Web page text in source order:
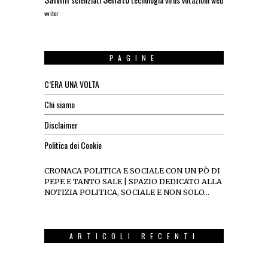
writer
PAGINE
C’ERA UNA VOLTA
Chi siamo
Disclaimer
Politica dei Cookie
CRONACA POLITICA E SOCIALE CON UN PÒ DI
PEPE E TANTO SALE | SPAZIO DEDICATO ALLA
NOTIZIA POLITICA, SOCIALE E NON SOLO…
ARTICOLI RECENTI